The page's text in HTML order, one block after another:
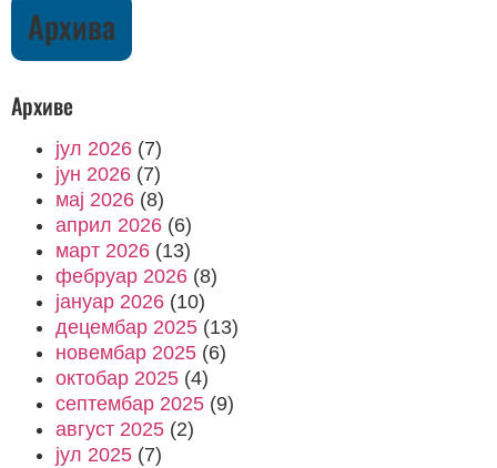
Архива
Архиве
јул 2026 (7)
јун 2026 (7)
мај 2026 (8)
април 2026 (6)
март 2026 (13)
фебруар 2026 (8)
јануар 2026 (10)
децембар 2025 (13)
новембар 2025 (6)
октобар 2025 (4)
септембар 2025 (9)
август 2025 (2)
јул 2025 (7)